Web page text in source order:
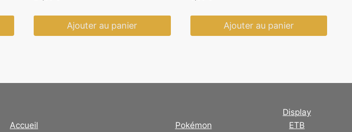
Ajouter au panier Ajouter au panier
Accueil Pokémon
Display
ETB